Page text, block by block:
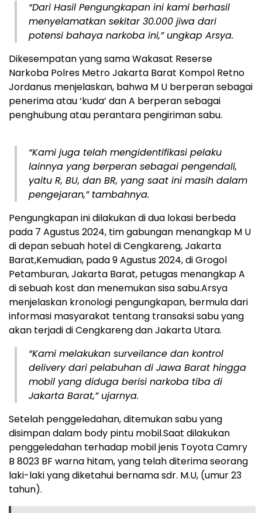
“Dari Hasil Pengungkapan ini kami berhasil
menyelamatkan sekitar 30.000 jiwa dari
potensi bahaya narkoba ini,” ungkap Arsya.
Dikesempatan yang sama Wakasat Reserse
Narkoba Polres Metro Jakarta Barat Kompol Retno
Jordanus menjelaskan, bahwa M U berperan sebagai
penerima atau ‘kuda’ dan A berperan sebagai
penghubung atau perantara pengiriman sabu.
“Kami juga telah mengidentifikasi pelaku
lainnya yang berperan sebagai pengendali,
yaitu R, BU, dan BR, yang saat ini masih dalam
pengejaran,” tambahnya.
Pengungkapan ini dilakukan di dua lokasi berbeda
pada 7 Agustus 2024, tim gabungan menangkap M U
di depan sebuah hotel di Cengkareng, Jakarta
Barat,Kemudian, pada 9 Agustus 2024, di Grogol
Petamburan, Jakarta Barat, petugas menangkap A
di sebuah kost dan menemukan sisa sabu.Arsya
menjelaskan kronologi pengungkapan, bermula dari
informasi masyarakat tentang transaksi sabu yang
akan terjadi di Cengkareng dan Jakarta Utara.
“Kami melakukan surveilance dan kontrol
delivery dari pelabuhan di Jawa Barat hingga
mobil yang diduga berisi narkoba tiba di
Jakarta Barat,” ujarnya.
Setelah penggeledahan, ditemukan sabu yang
disimpan dalam body pintu mobil.Saat dilakukan
penggeledahan terhadap mobil jenis Toyota Camry
B 8023 BF warna hitam, yang telah diterima seorang
laki-laki yang diketahui bernama sdr. M.U, (umur 23
tahun).